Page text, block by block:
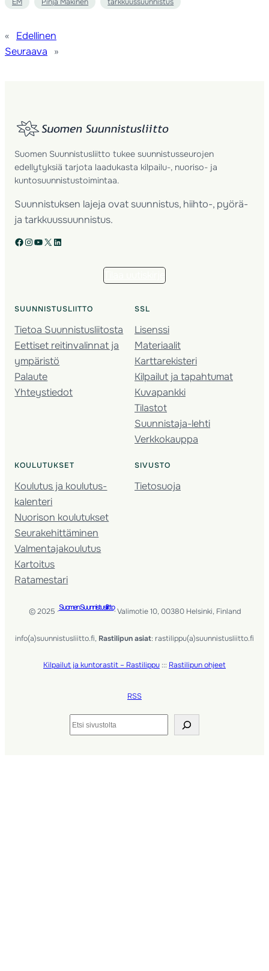
«
Edellinen
Seuraava
»
Suomen Suunnistusliitto tukee suunnistusseurojen
edellytyksiä tarjota laadukasta kilpailu-, nuoriso- ja
kuntosuunnistustoimintaa.
Suunnistuksen lajeja ovat suunnistus, hiihto-, pyörä-
ja tarkkuussuunnistus.
Facebook Instagram YouTube X LinkedIn
SUUNNISTUSLIITTO
Tietoa Suunnistusliitosta
Eettiset reitinvalinnat ja
ympäristö
Palaute
Yhteystiedot
SSL
Lisenssi
Materiaalit
Karttarekisteri
Kilpailut ja tapahtumat
Kuvapankki
Tilastot
Suunnistaja-lehti
Verkkokauppa
KOULUTUKSET
Koulutus ja koulutus­
kalenteri
Nuorison koulutukset
Seura­kehittäminen
Valmentaja­koulutus
Kartoitus
Ratamestari
SIVUSTO
Tietosuoja
© 2025 ·Suomen Suunnistusliitto· Valimotie 10, 00380 Helsinki, Finland
info(a)suunnistusliitto.fi, Rastilipun asiat: rastilippu(a)suunnistusliitto.fi
Kilpailut ja kuntorastit – Rastilippu ::: Rastilipun ohjeet
RSS
Etsi